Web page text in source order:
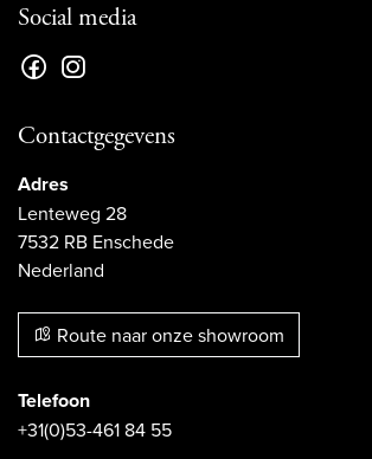
Social media
Contactgegevens
Adres
Lenteweg 28
7532 RB Enschede
Nederland
Route naar onze showroom
Telefoon
+31(0)53-461 84 55